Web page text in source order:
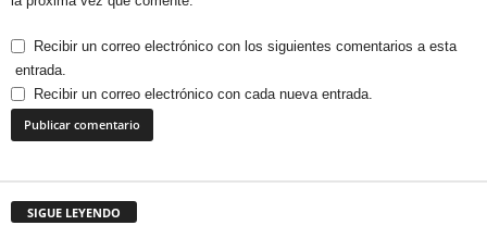
Recibir un correo electrónico con los siguientes comentarios a esta
entrada.
Recibir un correo electrónico con cada nueva entrada.
SIGUE LEYENDO